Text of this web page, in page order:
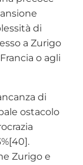
di
a Zurigo
o agli
di
ostacolo
Zurigo e